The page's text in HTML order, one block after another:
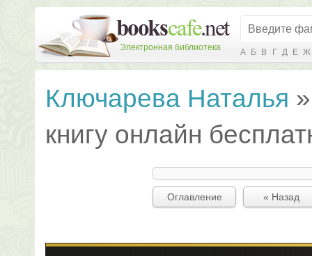
Электронная библиотека А Б В Г Д Е Ж
Ключарева Наталья
книгу онлайн
Оглавление « Назад